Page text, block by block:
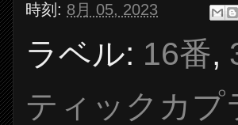
時刻: 8月 05, 2023
ラベル: 16番,
ティックカプ